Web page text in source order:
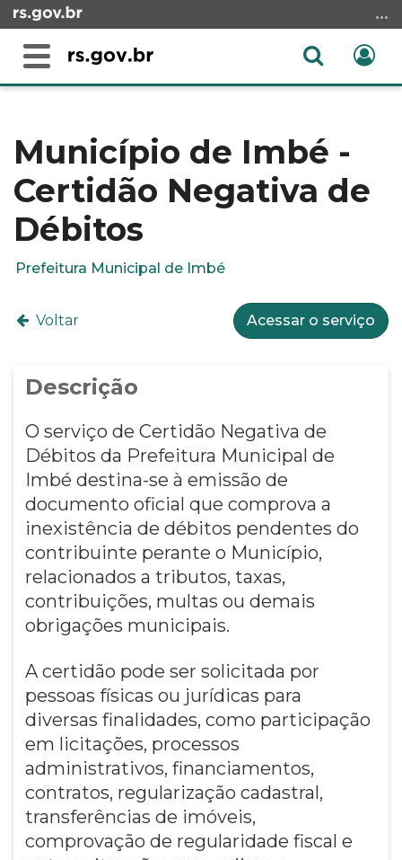
para
conteúdo
menu
para
busca
Alterna
Abrir
conteúdo
Município de Imbé -
Certidão Negativa de
Débitos
Prefeitura Municipal de Imbé
Voltar Acessar o serviço
Descrição
O serviço de Certidão Negativa de
Débitos da Prefeitura Municipal de
Imbé destina-se à emissão de
documento oficial que comprova a
inexistência de débitos pendentes do
contribuinte perante o Município,
relacionados a tributos, taxas,
contribuições, multas ou demais
obrigações municipais.
A certidão pode ser solicitada por
pessoas físicas ou jurídicas para
diversas finalidades, como participação
em licitações, processos
administrativos, financiamentos,
contratos, regularização cadastral,
transferências de imóveis,
comprovação de regularidade fiscal e